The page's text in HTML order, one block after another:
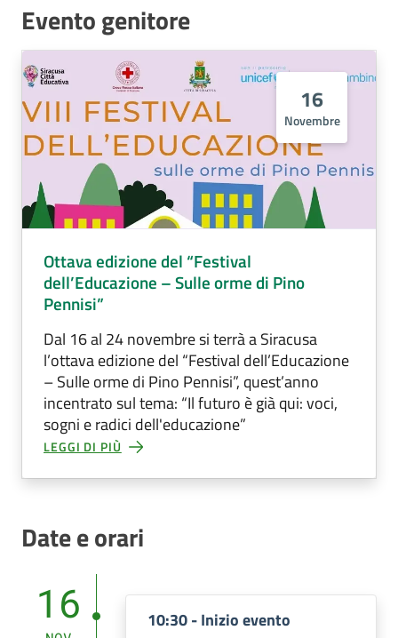
Evento genitore
16
Novembre
Ottava edizione del “Festival
dell’Educazione – Sulle orme di Pino
Pennisi”
Dal 16 al 24 novembre si terrà a Siracusa
l’ottava edizione del “Festival dell’Educazione
– Sulle orme di Pino Pennisi”, quest’anno
incentrato sul tema: “Il futuro è già qui: voci,
sogni e radici dell'educazione”
LEGGI DI PIÙ
Date e orari
16 10:30 - Inizio evento